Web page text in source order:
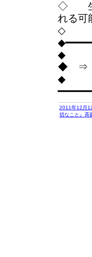
◇ 生活
れる可
◇
◆
◆ ⇒ ソ
◆
2011年12月
切なこと』斉